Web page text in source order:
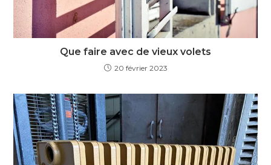
Que faire avec de vieux volets
20 février 2023